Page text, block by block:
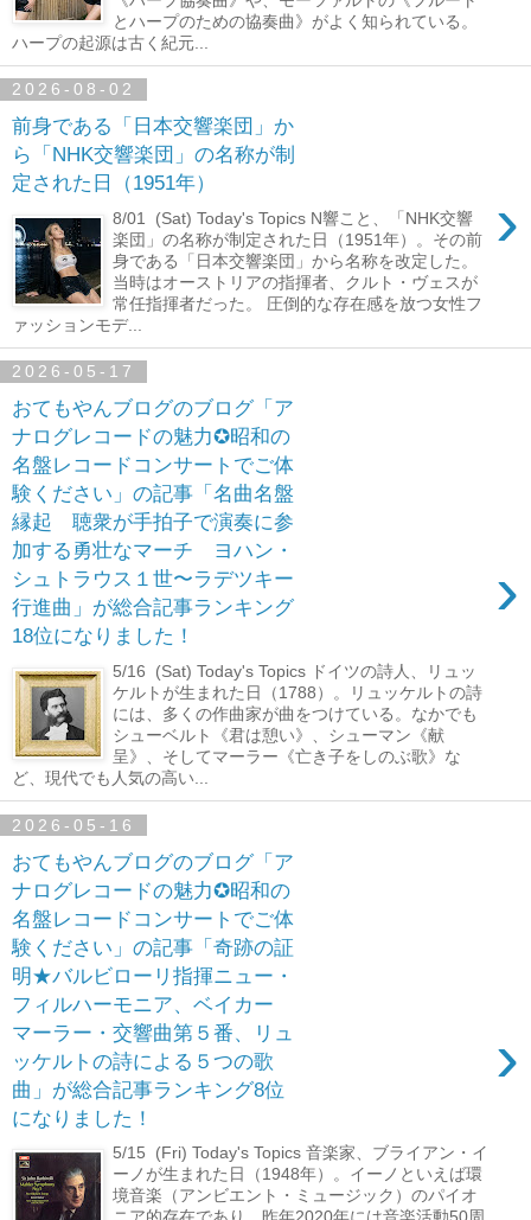
とハープのための協奏曲》がよく知られている。
ハープの起源は古く紀元...
2026-08-02
前身である「日本交響楽団」か
ら「NHK交響楽団」の名称が制
定された日（1951年）
›
8/01 (Sat) Today's Topics N響こと、「NHK交響
楽団」の名称が制定された日（1951年）。その前
身である「日本交響楽団」から名称を改定した。
当時はオーストリアの指揮者、クルト・ヴェスが
常任指揮者だった。 圧倒的な存在感を放つ女性フ
ァッションモデ...
2026-05-17
おてもやんブログのブログ「ア
ナログレコードの魅力✪昭和の
名盤レコードコンサートでご体
験ください」の記事「名曲名盤
縁起 聴衆が手拍子で演奏に参
加する勇壮なマーチ ヨハン・
シュトラウス１世〜ラデツキー
行進曲」が総合記事ランキング
18位になりました！
›
5/16 (Sat) Today's Topics ドイツの詩人、リュッ
ケルトが生まれた日（1788）。リュッケルトの詩
には、多くの作曲家が曲をつけている。なかでも
シューベルト《君は憩い》、シューマン《献
呈》、そしてマーラー《亡き子をしのぶ歌》な
ど、現代でも人気の高い...
2026-05-16
おてもやんブログのブログ「ア
ナログレコードの魅力✪昭和の
名盤レコードコンサートでご体
験ください」の記事「奇跡の証
明★バルビローリ指揮ニュー・
フィルハーモニア、ベイカー
マーラー・交響曲第５番、リュ
ッケルトの詩による５つの歌
曲」が総合記事ランキング8位
になりました！
›
5/15 (Fri) Today's Topics 音楽家、ブライアン・イ
ーノが生まれた日（1948年）。イーノといえば環
境音楽（アンビエント・ミュージック）のパイオ